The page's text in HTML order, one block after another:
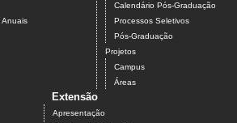
Anuais
Calendário Pós-Graduação
Processos Seletivos
Pós-Graduação
Projetos
Campus
Áreas
Extensão
Apresentação